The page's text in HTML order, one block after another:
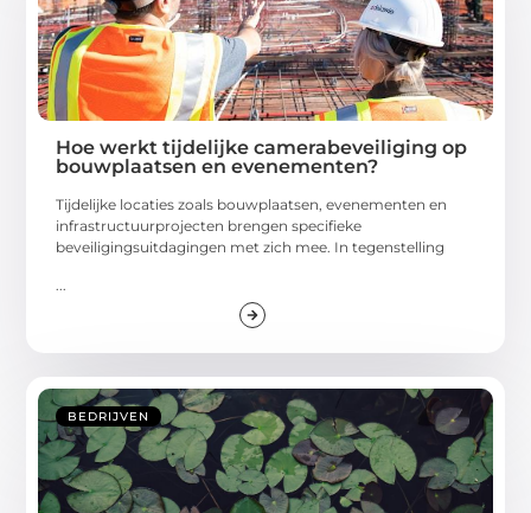
Hoe werkt tijdelijke camerabeveiliging op
bouwplaatsen en evenementen?
Tijdelijke locaties zoals bouwplaatsen, evenementen en
infrastructuurprojecten brengen specifieke
beveiligingsuitdagingen met zich mee. In tegenstelling
BEDRIJVEN